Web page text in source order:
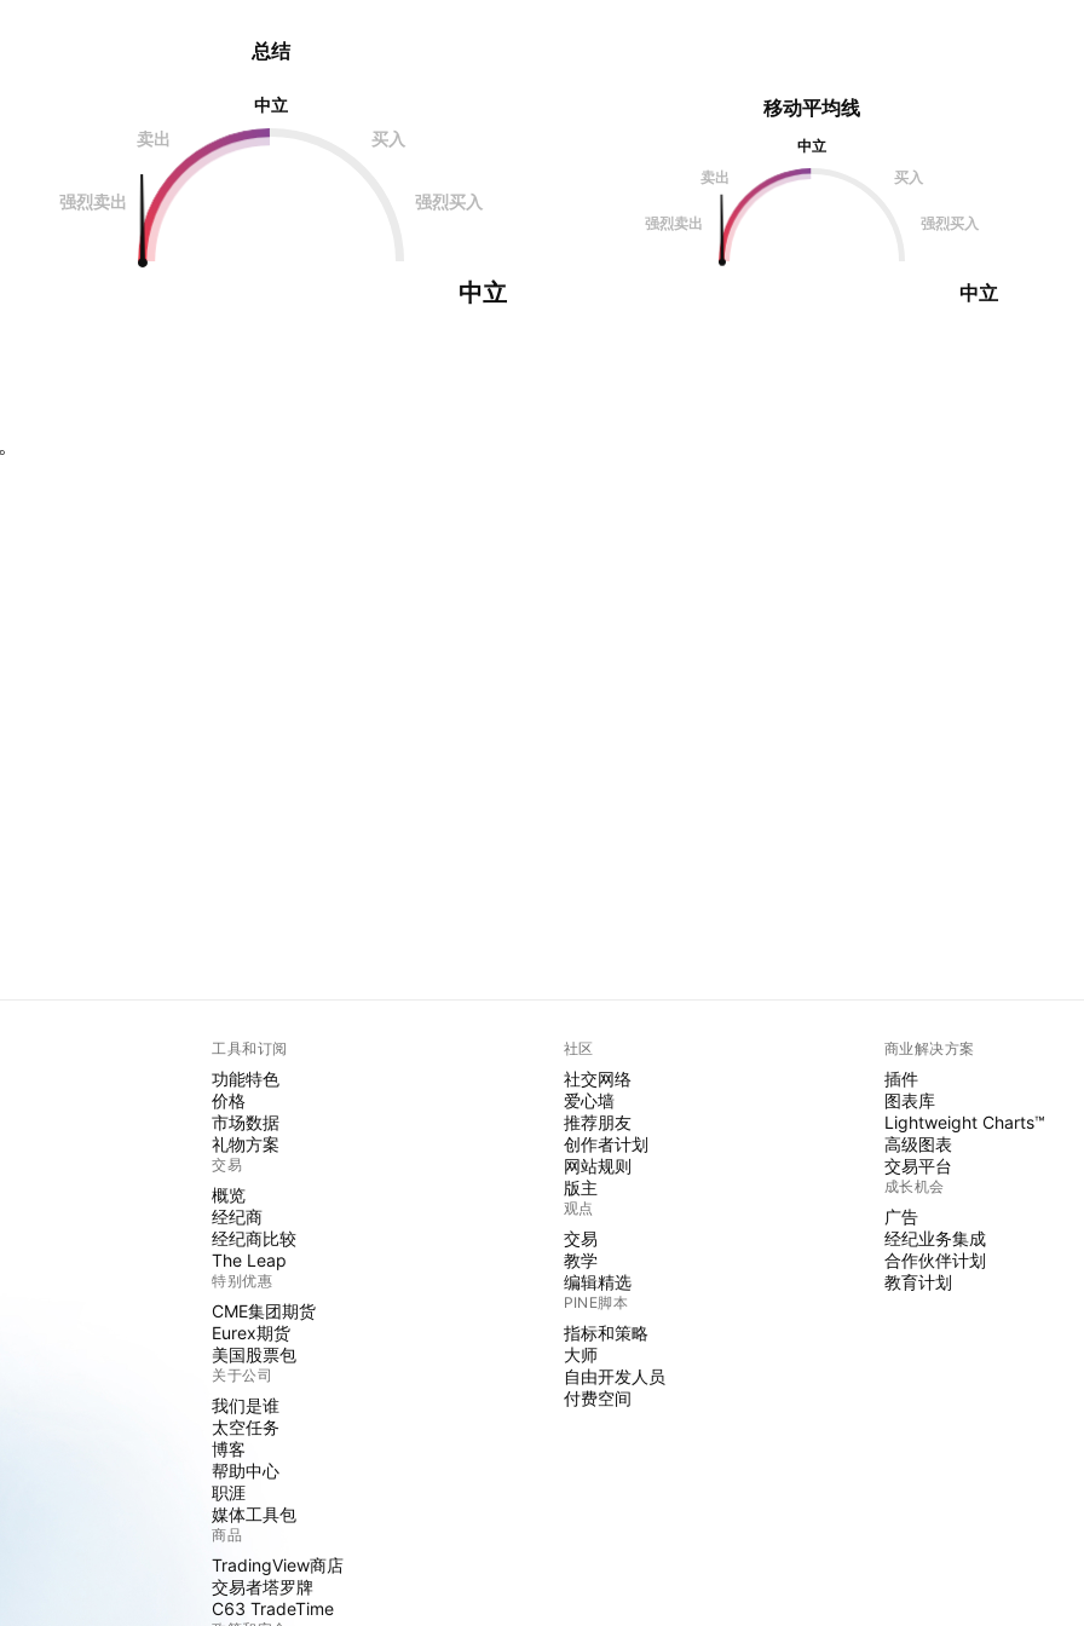
总结
中立
卖出
买入
强烈卖出 强烈买入
中立
移动平均线
中立
卖出
买入
强烈卖出 强烈买入
中立
工具和订阅
功能特色
价格
市场数据
礼物方案
交易
概览
经纪商
经纪商比较
The Leap
特别优惠
CME集团期货
Eurex期货
美国股票包
关于公司
我们是谁
太空任务
博客
帮助中心
职涯
媒体工具包
商品
TradingView商店
交易者塔罗牌
C63 TradeTime
社区
社交网络
爱心墙
推荐朋友
创作者计划
网站规则
版主
观点
交易
教学
编辑精选
PINE脚本
指标和策略
大师
自由开发人员
付费空间
商业解决方案
插件
图表库
Lightweight Charts™
高级图表
交易平台
成长机会
广告
经纪业务集成
合作伙伴计划
教育计划